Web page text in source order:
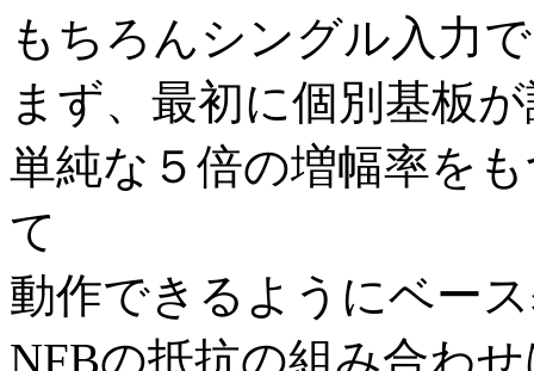
もちろんシングル入力
まず、最初に個別基板
単純な５倍の増幅率を
て
動作できるようにベー
NFBの抵抗の組み合わ